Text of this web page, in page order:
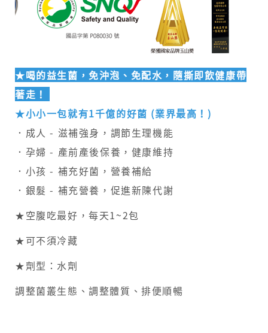
冠
生
醫
★喝的益生菌，免沖泡、免配水，隨撕即飲健康帶
著走！
★小小一包就有1千億的好菌 (業界最高！)
．成人 - 滋補強身，調節生理機能
．孕婦 - 產前產後保養，健康維持
．小孩 - 補充好菌，營養補給
．銀髮 - 補充營養，促進新陳代謝
★空腹吃最好，每天1~2包
★可不須冷藏
★劑型：水劑
調整菌叢生態、調整體質、排便順暢